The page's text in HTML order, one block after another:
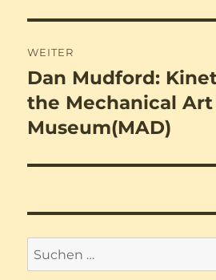
WEITER
Nächster
Beitrag:
Dan Mudford:
the Mechanical
Museum(MAD)
Suchen
nach: